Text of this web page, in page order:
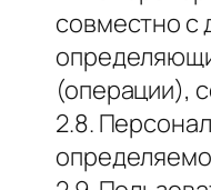
совместно с
(операции),
2.8.